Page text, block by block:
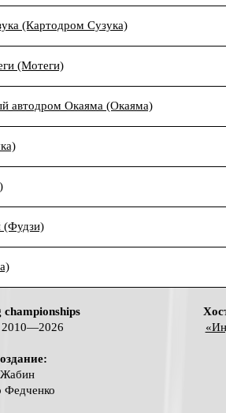
(Картодром Сузука)
(Мотеги)
автодром Окаяма (Окаяма)
(Фудзи)
Федченко